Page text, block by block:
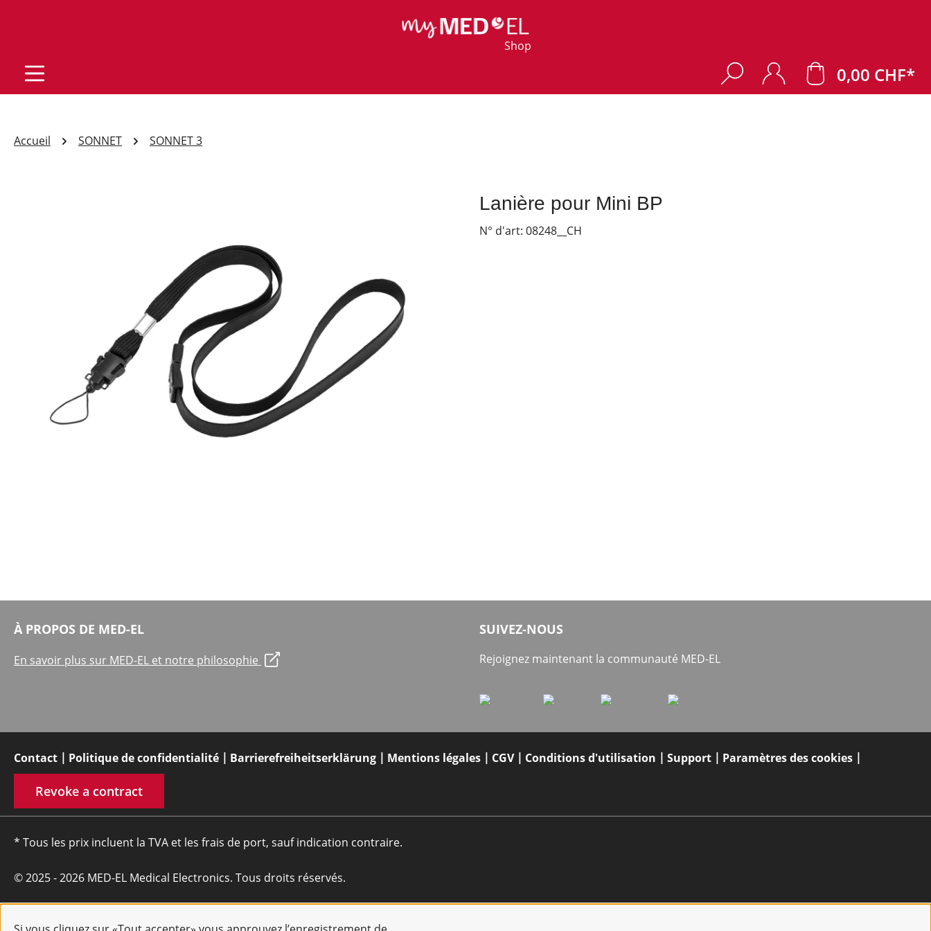
Shop
0,00 CHF*
Accueil SONNET SONNET 3
Lanière pour Mini BP
N° d'art: 08248__CH
À PROPOS DE MED-EL
En savoir plus sur MED-EL et notre philosophie
SUIVEZ-NOUS
Rejoignez maintenant la communauté MED-EL
Contact Politique de confidentialité Barrierefreiheitserklärung Mentions légales CGV Conditions d'utilisation Support Paramètres des cookies
Revoke a contract
* Tous les prix incluent la TVA et les frais de port, sauf indication contraire.
© 2025 - 2026 MED-EL Medical Electronics. Tous droits réservés.